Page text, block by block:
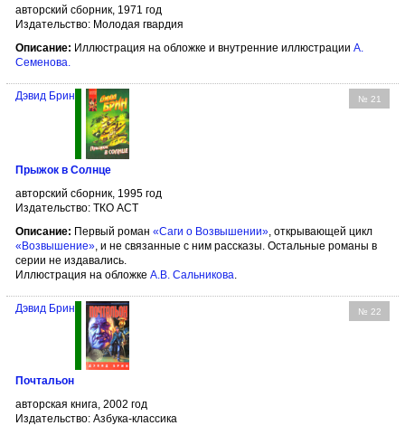
авторский сборник, 1971 год
Издательство: Молодая гвардия
Описание: Иллюстрация на обложке и внутренние иллюстрации А.
Семенова.
№ 21
Дэвид Брин
Прыжок в Солнце
авторский сборник, 1995 год
Издательство: ТКО АСТ
Описание: Первый роман «Саги о Возвышении», открывающей цикл
«Возвышение», и не связанные с ним рассказы. Остальные романы в
серии не издавались.
Иллюстрация на обложке А.В. Сальникова.
№ 22
Дэвид Брин
Почтальон
авторская книга, 2002 год
Издательство: Азбука-классика